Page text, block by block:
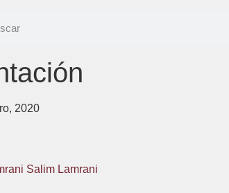
2020
Salim Lamrani